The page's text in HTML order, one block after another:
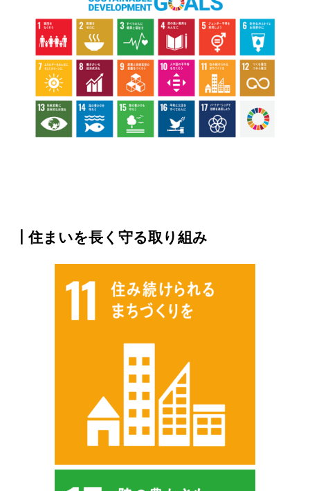
┃住まいを長く守る取り組み